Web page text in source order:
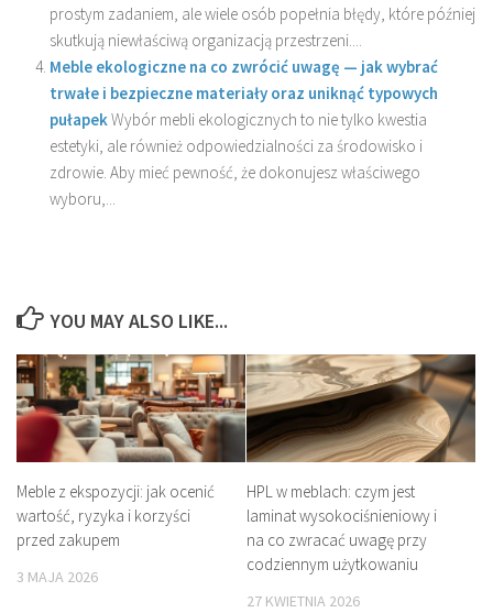
prostym zadaniem, ale wiele osób popełnia błędy, które później
skutkują niewłaściwą organizacją przestrzeni....
Meble ekologiczne na co zwrócić uwagę — jak wybrać
trwałe i bezpieczne materiały oraz uniknąć typowych
pułapekWybór mebli ekologicznych to nie tylko kwestia
estetyki, ale również odpowiedzialności za środowisko i
zdrowie. Aby mieć pewność, że dokonujesz właściwego
wyboru,...
YOU MAY ALSO LIKE...
Meble z ekspozycji: jak ocenić
wartość, ryzyka i korzyści
przed zakupem
3 MAJA 2026
HPL w meblach: czym jest
laminat wysokociśnieniowy i
na co zwracać uwagę przy
codziennym użytkowaniu
27 KWIETNIA 2026